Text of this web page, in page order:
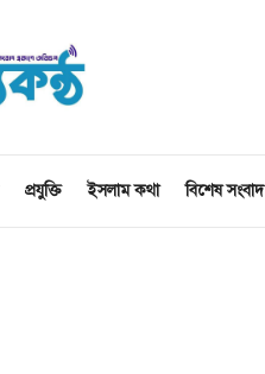
প্রযুক্তি ইসলাম কথা বিশেষ সংবাদ